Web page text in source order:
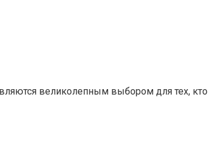
великолепным выбором для тех, кто